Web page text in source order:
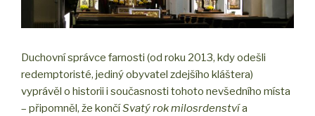
Duchovní správce farnosti (od roku 2013, kdy odešli
redemptoristé, jediný obyvatel zdejšího kláštera)
vyprávěl o historii i současnosti tohoto nevšedního místa
– připomněl, že končíSvatý rok milosrdenstvía